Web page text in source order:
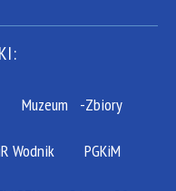
Muzeum -Zbiory
Wodnik PGKiM